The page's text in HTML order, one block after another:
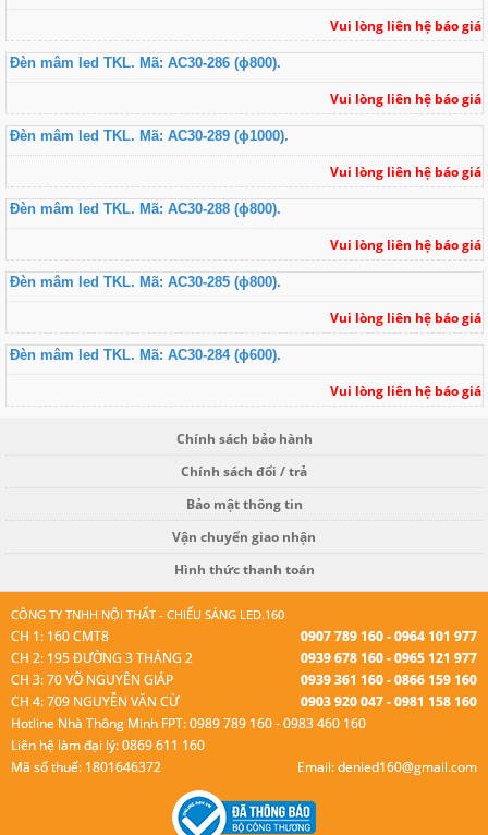
Vui lòng liên hệ báo giá
Đèn mâm led TKL. Mã: AC30-286 (ɸ800).
Vui lòng liên hệ báo giá
Đèn mâm led TKL. Mã: AC30-289 (ɸ1000).
Vui lòng liên hệ báo giá
Đèn mâm led TKL. Mã: AC30-288 (ɸ800).
Vui lòng liên hệ báo giá
Đèn mâm led TKL. Mã: AC30-285 (ɸ800).
Vui lòng liên hệ báo giá
Đèn mâm led TKL. Mã: AC30-284 (ɸ600).
Vui lòng liên hệ báo giá
Chính sách bảo hành
Chính sách đổi / trả
Bảo mật thông tin
Vận chuyển giao nhận
Hình thức thanh toán
CÔNG TY TNHH NỘI THẤT - CHIẾU SÁNG LED.160
CH 1: 160 CMT8
0907 789 160 - 0964 101 977
CH 2: 195 ĐƯỜNG 3 THÁNG 2
0939 678 160 - 0965 121 977
CH 3: 70 VÕ NGUYÊN GIÁP
0939 361 160 - 0866 159 160
CH 4: 709 NGUYỄN VĂN CỪ
0903 920 047 - 0981 158 160
Hotline Nhà Thông Minh FPT: 0989 789 160 - 0983 460 160
Liên hệ làm đại lý: 0869 611 160
Mã số thuế: 1801646372
Email: denled160@gmail.com